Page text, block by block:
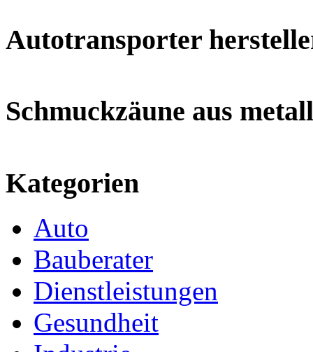
Autotransporter
Schmuckzäune aus metall
Kategorien
Auto
Bauberater
Dienstleistungen
Gesundheit